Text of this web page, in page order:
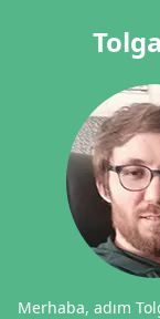
Merhaba, adım